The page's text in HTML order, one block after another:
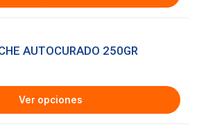
AUTOCURADO 250GR
Ver opciones